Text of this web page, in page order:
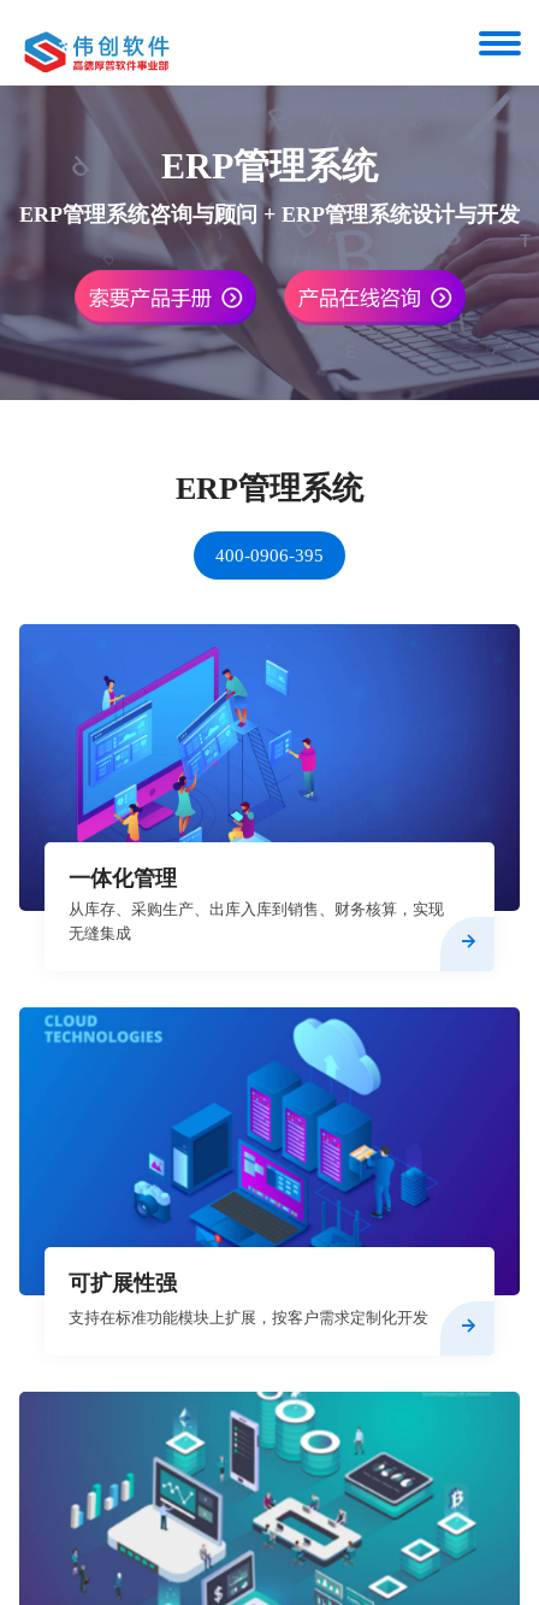
ERP管理系统
ERP管理系统咨询与顾问 + ERP管理系统设计与开发
ERP管理系统
400-0906-395
一体化管理
从库存、采购生产、出库入库到销售、财务核算，实现
无缝集成
可扩展性强
支持在标准功能模块上扩展，按客户需求定制化开发